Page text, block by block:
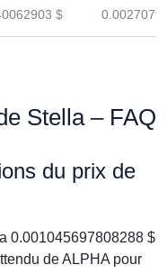
$
Stella – FAQ
du prix de
0.001045697808288 $
de ALPHA pour